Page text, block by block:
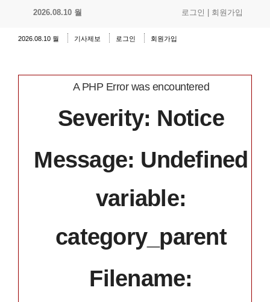
2026.08.10 월 로그인 회원가입
2026.08.10 월 기사제보 로그인 회원가입
A PHP Error was encountered
Severity: Notice
Message: Undefined
variable:
category_parent
Filename: